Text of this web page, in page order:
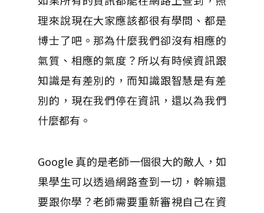
理來說現在大家應該都很有學問、都是
博士了吧。那為什麼我們卻沒有相應的
氣質、相應的氣度？所以有時候資訊跟
知識是有差別的，而知識跟智慧是有差
別的，現在我們停在資訊，還以為我們
什麼都有。
Google 真的是老師一個很大的敵人，如
果學生可以透過網路查到一切，幹嘛還
要跟你學？老師需要重新審視自己在資